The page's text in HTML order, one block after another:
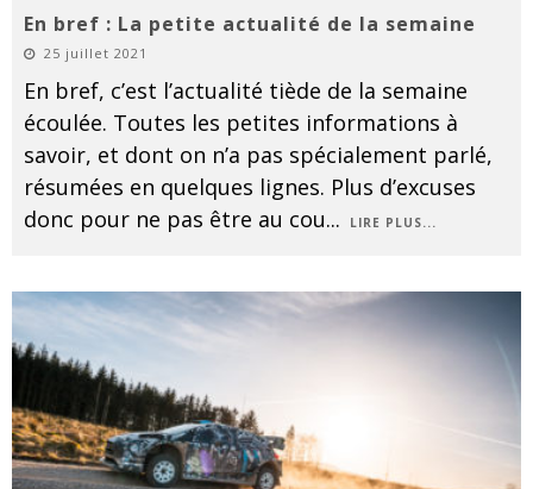
En bref : La petite actualité de la semaine
25 juillet 2021
En bref, c’est l’actualité tiède de la semaine
écoulée. Toutes les petites informations à
savoir, et dont on n’a pas spécialement parlé,
résumées en quelques lignes. Plus d’excuses
donc pour ne pas être au cou... LIRE PLUS...